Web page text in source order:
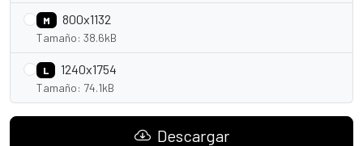
M 800x1132
Tamaño: 38.6kB
L 1240x1754
Tamaño: 74.1kB
Descargar